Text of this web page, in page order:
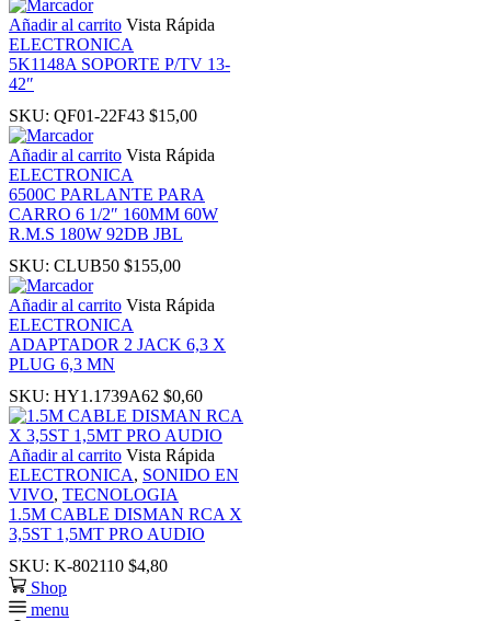
Hacklink panel
Hacklink Panel
Hacklink
Hacklink
Hacklink
Hacklink panel
Hacklink panel
Hacklink
Hacklink
Buy Hacklink
Hacklink
Añadir al carrito Vista Rápida
ELECTRONICA
5K1148A SOPORTE P/TV 13-
42″
SKU: QF01-22F43 $15,00
Añadir al carrito Vista Rápida
ELECTRONICA
6500C PARLANTE PARA
CARRO 6 1/2″ 160MM 60W
R.M.S 180W 92DB JBL
SKU: CLUB50 $155,00
Añadir al carrito Vista Rápida
ELECTRONICA
ADAPTADOR 2 JACK 6,3 X
PLUG 6,3 MN
SKU: HY1.1739A62 $0,60
Añadir al carrito Vista Rápida
ELECTRONICA, SONIDO EN
VIVO, TECNOLOGIA
1.5M CABLE DISMAN RCA X
3,5ST 1,5MT PRO AUDIO
SKU: K-802110 $4,80
Shop
menu